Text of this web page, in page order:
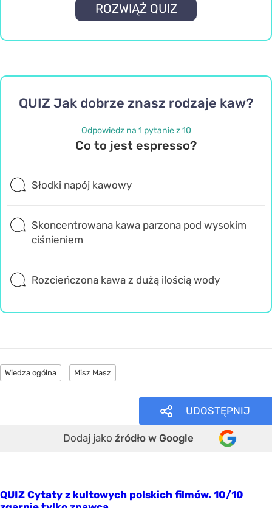
ROZWIĄŻ QUIZ
QUIZ Jak dobrze znasz rodzaje kaw?
Odpowiedz na 1 pytanie z 10
Co to jest espresso?
Słodki napój kawowy
Skoncentrowana kawa parzona pod wysokim
ciśnieniem
Rozcieńczona kawa z dużą ilością wody
Wiedza ogólna Misz Masz
UDOSTĘPNIJ
Dodaj jako źródło w Google
QUIZ Cytaty z kultowych polskich filmów. 10/10